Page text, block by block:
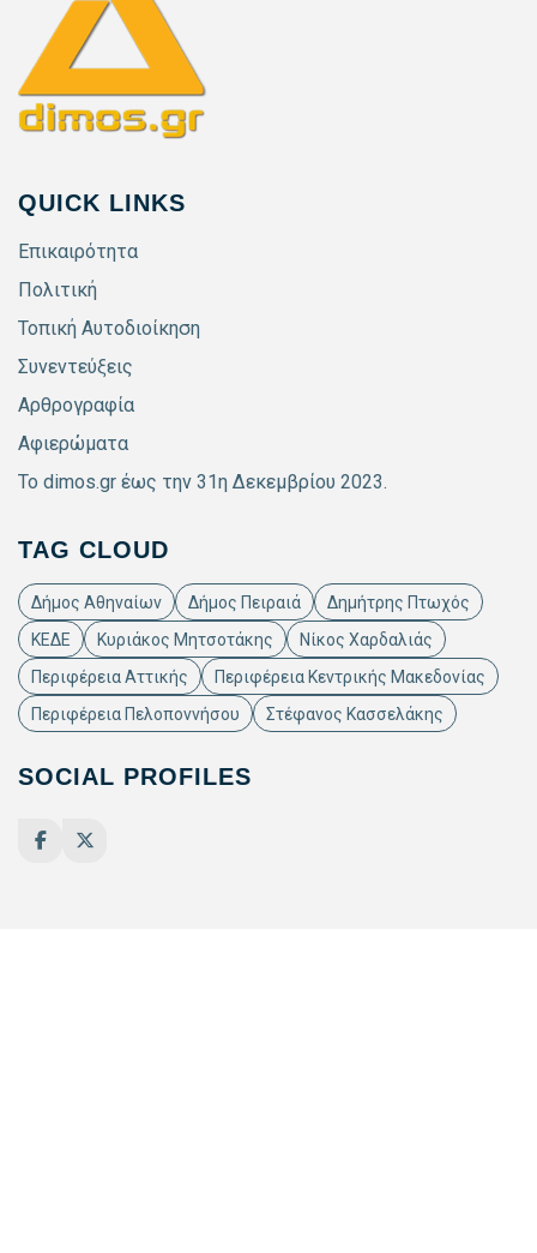
QUICK LINKS
Επικαιρότητα
Πολιτική
Τοπική Αυτοδιοίκηση
Συνεντεύξεις
Αρθρογραφία
Αφιερώματα
Το dimos.gr έως την 31η Δεκεμβρίου 2023.
TAG CLOUD
Δήμος Αθηναίων Δήμος Πειραιά
Δημήτρης Πτωχός
ΚΕΔΕ
Κυριάκος Μητσοτάκης
Νίκος Χαρδαλιάς
Περιφέρεια Αττικής
Περιφέρεια Κεντρικής Μακεδονίας
Περιφέρεια Πελοποννήσου
Στέφανος Κασσελάκης
SOCIAL PROFILES